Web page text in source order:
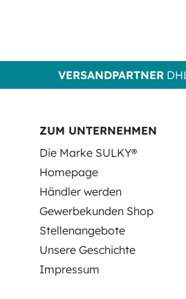
VERSANDPARTNER
ZUM UNTERNEHMEN
Die Marke SULKY®
Homepage
Händler werden
Gewerbekunden Shop
Stellenangebote
Unsere Geschichte
Impressum